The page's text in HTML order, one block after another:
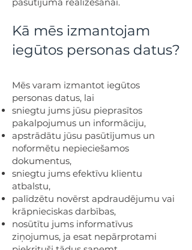
Kā mēs izmantojam
iegūtos personas datus?
Mēs varam izmantot iegūtos
personas datus, lai
sniegtu jums jūsu pieprasītos
pakalpojumus un informāciju,
apstrādātu jūsu pasūtījumus un
noformētu nepieciešamos
dokumentus,
sniegtu jums efektīvu klientu
atbalstu,
palīdzētu novērst apdraudējumu vai
krāpnieciskas darbības,
nosūtītu jums informatīvus
ziņojumus, ja esat nepārprotami